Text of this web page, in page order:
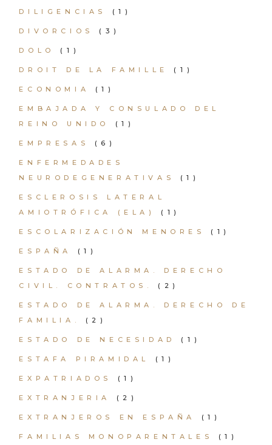
DILIGENCIAS (1)
DIVORCIOS (3)
DOLO (1)
DROIT DE LA FAMILLE (1)
ECONOMIA (1)
EMBAJADA Y CONSULADO DEL
REINO UNIDO
(1)
EMPRESAS (6)
ENFERMEDADES
NEURODEGENERATIVAS
(1)
ESCLEROSIS LATERAL
AMIOTRÓFICA (ELA)
(1)
ESCOLARIZACIÓN MENORES (1)
ESPAÑA (1)
ESTADO DE ALARMA. DERECHO
CIVIL. CONTRATOS.
(2)
ESTADO DE ALARMA. DERECHO DE
FAMILIA.
(2)
ESTADO DE NECESIDAD (1)
ESTAFA PIRAMIDAL (1)
EXPATRIADOS (1)
EXTRANJERIA (2)
EXTRANJEROS EN ESPAÑA (1)
FAMILIAS MONOPARENTALES (1)